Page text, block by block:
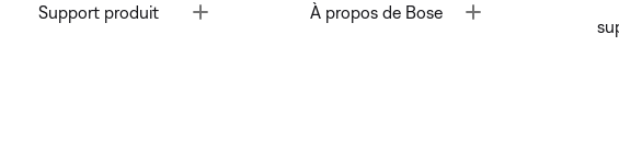
Support produit À propos de Bose Toggle